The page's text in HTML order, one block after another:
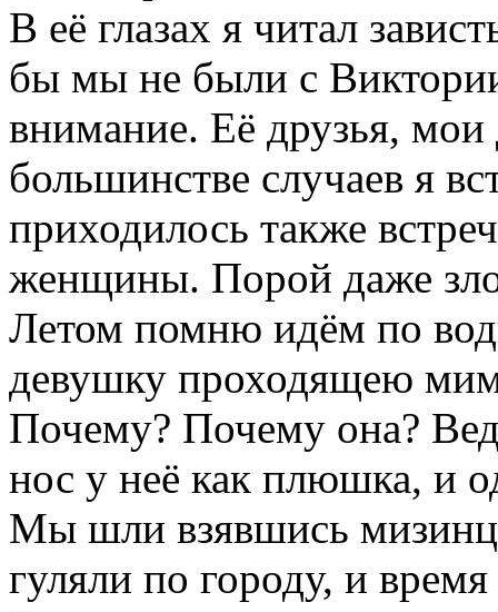
В её глазах я читал
бы мы не были с
внимание. Её друзья,
большинстве случаев я
приходилось также
женщины. Порой даже
Летом помню идём по
девушку проходящею
Почему? Почему она?
нос у неё как плюшка, и
Мы шли взявшись
гуляли по городу, и